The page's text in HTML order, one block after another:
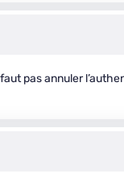
pas annuler